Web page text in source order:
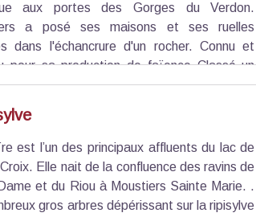
aux portes des Gorges du Verdon.
a posé ses maisons et ses ruelles
dans l'échancrure d'un rocher. Connu et
pour sa production de faïence Classé un
est bâti en amphithéâtre à 630m d'altitude
deux pitons rocheux.
est l’un des principaux affluents du lac de
Elle nait de la confluence des ravins de
et du Riou à Moustiers Sainte Marie. .
gros arbres dépérissant sur la ripisylve